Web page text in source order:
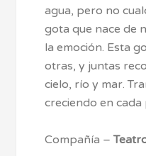
agua, pero no
gota que nace de
la emoción. Esta
otras, y juntas
cielo, río y mar.
creciendo en cada
Compañía –